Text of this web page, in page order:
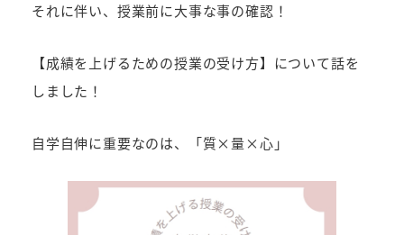
それに伴い、授業前に大事な事の確認！
【成績を上げるための授業の受け方】について話を
しました！
自学自伸に重要なのは、「質×量×心」